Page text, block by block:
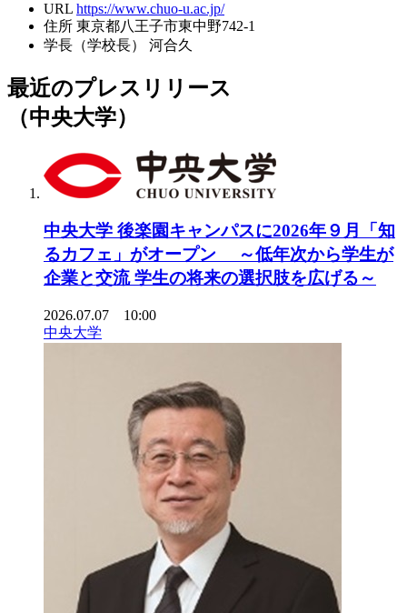
URL https://www.chuo-u.ac.jp/
住所 東京都八王子市東中野742-1
学長（学校長）
河合久
最近のプレスリリース
（中央大学）
中央大学 後楽園キャンパスに2026年９月「知
るカフェ」がオープン ～低年次から学生が
企業と交流 学生の将来の選択肢を広げる～
2026.07.07 10:00
中央大学